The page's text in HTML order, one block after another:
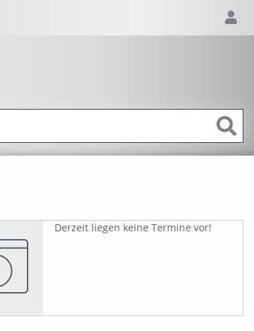
Derzeit liegen keine Termine vor!